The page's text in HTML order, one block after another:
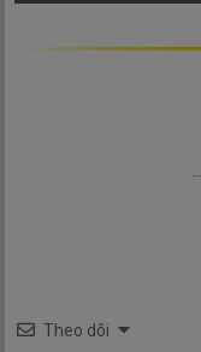
Theo dõi